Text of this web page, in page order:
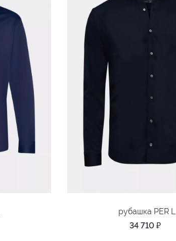
рубашка PER L
34 710 ₽